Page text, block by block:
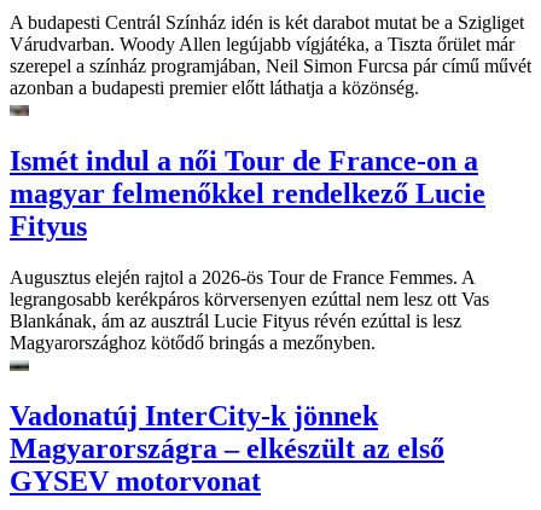
A budapesti Centrál Színház idén is két darabot mutat be a Szigliget
Várudvarban. Woody Allen legújabb vígjátéka, a Tiszta őrület már
szerepel a színház programjában, Neil Simon Furcsa pár című művét
azonban a budapesti premier előtt láthatja a közönség.
Ismét indul a női Tour de France-on a
magyar felmenőkkel rendelkező Lucie
Fityus
Augusztus elején rajtol a 2026-ös Tour de France Femmes. A
legrangosabb kerékpáros körversenyen ezúttal nem lesz ott Vas
Blankának, ám az ausztrál Lucie Fityus révén ezúttal is lesz
Magyarországhoz kötődő bringás a mezőnyben.
Vadonatúj InterCity-k jönnek
Magyarországra – elkészült az első
GYSEV motorvonat